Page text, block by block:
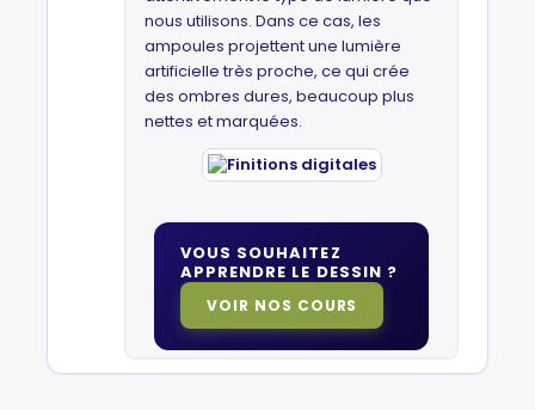
nous utilisons. Dans ce cas, les
ampoules projettent une lumière
artificielle très proche, ce qui crée
des ombres dures, beaucoup plus
nettes et marquées.
VOUS SOUHAITEZ
APPRENDRE LE DESSIN ?
VOIR NOS COURS